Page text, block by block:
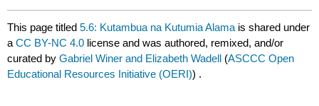
This page titled5.6: Kutambua na Kutumia Alama is shared under
aCC BY-NC 4.0 license and was authored, remixed, and/or
curated byGabriel Winer and Elizabeth Wadell (ASCCC Open
Educational Resources Initiative (OERI)) .